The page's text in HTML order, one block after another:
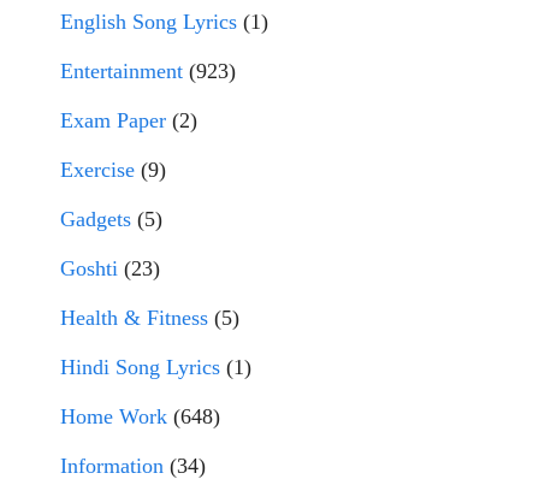
English Song Lyrics (1)
Entertainment (923)
Exam Paper (2)
Exercise (9)
Gadgets (5)
Goshti (23)
Health & Fitness (5)
Hindi Song Lyrics (1)
Home Work (648)
Information (34)